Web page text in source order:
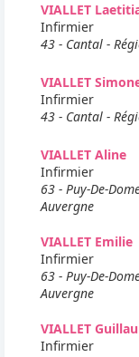
VIALLET
Infirmier
43 - Cantal -
VIALLET
Infirmier
43 - Cantal -
VIALLET Aline
Infirmier
63 - Puy-De-
Auvergne
VIALLET Emilie
Infirmier
63 - Puy-De-
Auvergne
VIALLET
Infirmier